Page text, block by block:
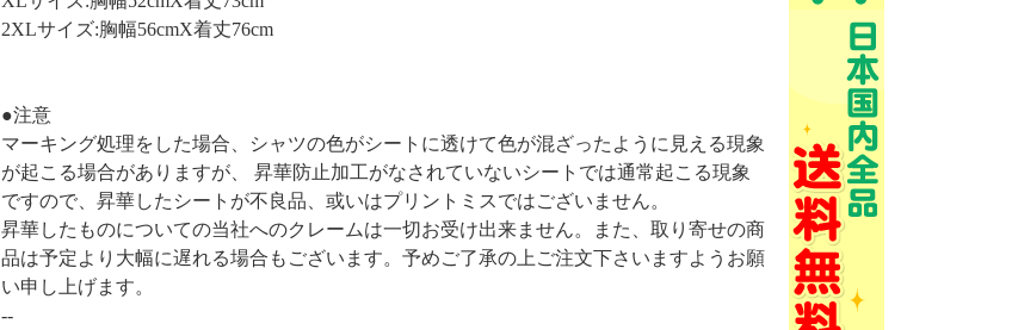
2XLサイズ:胸幅56cmX着丈76cm
●注意
マーキング処理をした場合、シャツの色がシートに透けて色が混ざったように見える現象
が起こる場合がありますが、 昇華防止加工がなされていないシートでは通常起こる現象
ですので、昇華したシートが不良品、或いはプリントミスではございません。
昇華したものについての当社へのクレームは一切お受け出来ません。また、取り寄せの商
品は予定より大幅に遅れる場合もございます。予めご了承の上ご注文下さいますようお願
い申し上げます。
--